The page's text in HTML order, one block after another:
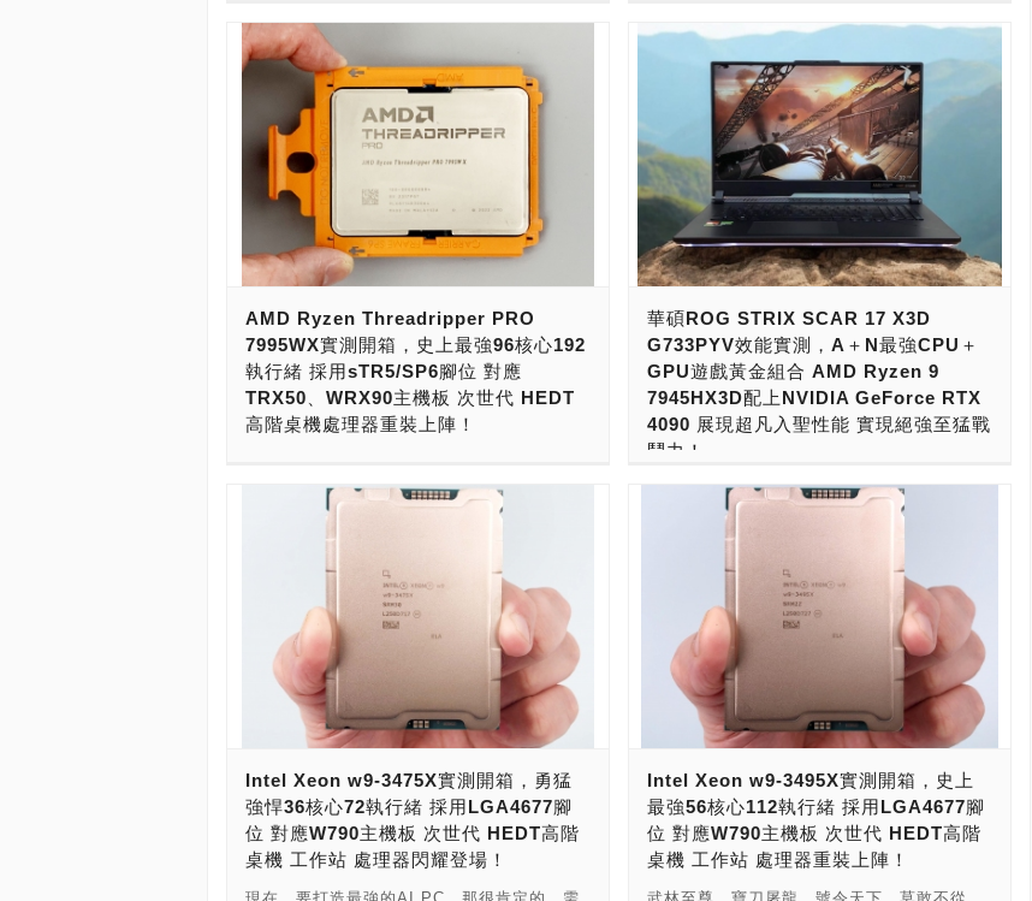
能對應。就款AMD 600系列主機板，也能透過
BIOS更新，來支援Ryzen 9000、Ryzen
9000X3D處理器。 終於，史上最強遊戲CPU
來了！這就是基於Zen 5架構，引進3D V-
Cache的Ryzen 9000X3D處理器。 品名 核心
數量 速度 快取 原廠初始價格 ● Ryzen 5
9600X 6核心12執行緒 3.9GHz/5.4GHz 6＋
32MB 美金279元（折合台幣9,070元） ●
Ryzen 7 9700X 8核心16執行緒
3.8GHz/5.5GHz 8＋32MB 美金359元（折合
執行緒 4.4GHz/5.6GHz 12＋64MB 美金449
元（折合台幣14,596元） ● Ryzen 9 9950X
16核心32執行緒 4.3GHz/5.7GHz 16＋64MB
美金649元（折合台幣21,100元） 品名 核心
數量 速度 3D V-Cache快取 原廠初始價格 ●
Ryzen 7 9800X3D 8核心16執行緒
合台幣15,450元） ● Ryzen 9 9900X3D 12
9950X3D 16核心32執行緒 4.3GHz/5.7GHz
8＋96MB 美金699元（折合台幣22,725元）
品名 核心數量 速度 3D V-Cache快取 原廠初
始價格 ● Ryzen 7 7800X3D 8核心16執行緒
4.2GHz/5GHz 8＋96MB 美金449元（折合台
幣14,596元） ● Ryzen 9 7900X3D 12核心
24執行緒 4.4GHz/5.6GHz 12＋128MB 美金
599元（折合台幣19,475元） ● Ryzen 9
7950X3D 16核心32執行緒 4.2GHz/5.7GHz
16＋128MB 美金699元（折合台幣22,725
元） 品名 核心數量 速度 3D V-Cache快取 原
Scalable處理器。Intel也推出了工作站與
HEDT的版本，研發代號叫做Sapphire
Rapids-WS，這個系列的處理器，正式名稱叫
做Intel Xeon W-2400與W-3400系列，腳位為
LGA4677，搭配的是Intel W790晶片組主機
板，提供新一代的DDR5、PCIe 5.0的架構，
以及Xeon W-2400最高24核心48執行緒與W-
3400最高56核心112執行緒的戰鬥力。
●Xeon w5-2455X(12核24緒)：美金1,049元
（折合台幣32,744元） ●Xeon w5-2465X(16
●Xeon w7-2475X(20核40緒)：美金1,799元
（折合台幣56,155元） ●Xeon w7-2495X(24
核48緒)：美金2,199元（折合台幣68,641元）
●Xeon w7-3435X(16核32緒)：美金1,599元
（折合台幣49,912元） ●Xeon w7-3465X(28
●Xeon w9-3475X(36核72緒)：美金3,749元
（折合台幣117,025元） ●Xeon w9-
3495X(56核112緒)：美金5,889元（折合台幣
183,825元） 值得注意的，本月份AMD也即將
發售伺服器平台AMD第四代EPYC 9004系列
處理器孿生兄弟，AMD Ryzen Threadripper
PRO 7000系列處理器，提供新一代的
DDR5、PCIe 5.0的架構，以及Ryzen
Threadripper PRO 7995WX最高96核心192
執行緒的戰鬥力。 雖然AMD Ryzen
在台灣時間2023年10月19日，搶先開賣的為
HP、DELL與Lenovo的工作站，主機板部分業
者量產時程，最快則要到2024年第一季才會正
式開始銷售。 台北光華商場，Intel Xeon W-
2400與W-3400系列目前也已經鋪貨，銷售的
（折合台幣15,450元）。台灣市場的話，最新
含稅價格也已經出爐，原價屋報價為台幣
16,450元！ 這款新一代3D V-Cache處理器，
開箱實際安裝是什麼樣的一個體驗？戰鬥力如
何？接下來就讓我們揭開它神秘的面紗！ 隨著
AMD持續創新，終於迎來了Zen 5架構的更
新。桌上型電腦部份，則是推出了全新Ryzen
9000系列處理器。 桌上型Ryzen 9000系列處
理器的話，與Ryzen 7000系列處理器相同，
第一波推出的是X系列，有四顆處理器，是可
以超頻版本，分別是Ryzen 5 9600X、Ryzen
7 9700X、Ryzen 9 9900X與Ryzen 9
9950X。第二波，則是推出了X3D系列，搶先
推出的則是Ryzen 7 9800X3D，後續也會有
其他型號推出。第三波，預計則會推出一般系
列，則是不支援超頻版本。 對應主機板的話，
AMD 800系列主機板，可以完整支援，包括
Ryzen 9000X3D也能對應。就款AMD 600系
列主機板，也能透過BIOS更新，來支援
Ryzen 9000、Ryzen 9000X3D處理器。 終
於，史上最強遊戲CPU來了！這就是基於Zen
5架構，引進3D V-Cache的Ryzen 9000X3D
處理器。 「Ryzen 7 9800X3D處理器」的
話，是目前最昂貴的8核心16執行緒CPU，主
要是因為擁有了3D V-Cache火力加持，遊戲
表現不錯，因此價格高人一等！ 品名 核心數
9600X 6核心12執行緒 3.9GHz/5.4GHz 6＋
32MB 美金279元（折合台幣9,070元） ●
Ryzen 7 9700X 8核心16執行緒
3.8GHz/5.5GHz 8＋32MB 美金359元（折合
台幣11,670元） ● Ryzen 9 9900X 12核心24
共同塑造全球使用最廣泛的計算架構的未來。
x86 具有獨特的優勢，可透過跨硬體和軟體平
台提供卓越的效能和無縫互通性來滿足客戶的
新興需求。該小組將專注於確定擴展 x86 生態
系統的新方法，實現跨平台相容性、簡化軟體
開發以及為開發人員提供一個平台來確定架構
需求和功能，從而為未來創建創新和可擴展的
解決方案。 四十多年來，x86 一直是現代運算
的基石，成為全球資料中心和 PC 的首選架
構。在當今不斷發展的環境中（以動態 AI 工
作負載、客製化小晶片以及 3D 封裝和系統架
構的進步為特徵），強大且不斷擴展的 x86 生
態系統的重要性比以往任何時候都更加重要。
Intel執行長 Pat Gelsinger 表示：「我們正處
於x86 架構和生態系統幾十年來最重大轉變之
一的風口浪尖，需要更高水準的客製化、相容
員站在一起，共同點燃計算的未來，我們深深
諮詢小組將確保 x86 架構不斷發展，成為開發
人員和客戶的首選運算平台。 「我們很高興能
夠將整個行業聚集在一起，為未來的架構增強
提供方向，並在未來幾十年內延續 x86 令人難
以置信的成功。」 該諮詢小組旨在聯合產業領
導者塑造 x86 的未來，並透過一套更統一的指
令和架構介面促進開發人員創新。此舉措將增
強 x86 產品的兼容性、可預測性和一致性。為
了實現這一目標，該小組將向 x86 硬體和軟體
社群徵求有關基本功能和特性的技術意見。 協
作將有助於創建關鍵 x86 架構功能和程式設計
模型的一致且相容的實現，並擴展到所有部門
才出，一代新人勝舊人！ Intel第15代來了！
研發代號為Arrow Lake，正式名稱叫做Core
Ultra 200S系列！這次新CPU，除了功能、性
能的改變之外，最大的就是製程的大升級，採
用了Chiplet架構打造，製程上引進了台積電
TSMC N3B＋N5P＋N6奈米製程，搭配英特
爾Intel 22奈米製程與Intel Foveros 3D封裝
打造，開發出Intel史上最強桌上型電腦處理
器！ 若要說這款「Intel Core Ultra 200S」製
程，由於最重要的Compute tile（運算核心單
元晶片）採用3奈米製程，雖然GPU tile（內
顯核心單元晶片）使用5奈米製程，SOC
Tile（系統核心單元晶片）與I/O tile（I/O核
心單元晶片）採用6奈米製程，整體來說，這
款Intel史上最強次世代CPU，是用上最新3奈
2024年第2季財報顯示，3奈米製程大單，總共
Intel（英特爾）大單，可見早在2023年就發現
自家Intel 20A製程（5奈米製程）不行，因此
在2023年就向TSMC（台積電）下了大單。英
特爾最近推出的新處理器，也獲證實Compute
tile（運算核心單元晶片）則全面採用台積電
TSMC 3奈米製程。正因如此，AMD（超微）
就慘了，由於台積電 TSMC 3奈米製程產能有
限，今年2024年產品，則全面只能採用了台積
電4奈米製程，CCD (Core Complex Die)使用
台積電4奈米製程，IOD Die使用台積電6奈米
製程。這樣的轉變，可以確定在未來，台積電
將會主導全球高階CPU的生產製造，「台灣製
AMD Ryzen Threadripper PRO
7995WX實測開箱，史上最強96核心192
執行緒 採用sTR5/SP6腳位 對應
TRX50、WRX90主機板 次世代 HEDT
高階桌機處理器重裝上陣！
腦配備一定要夠強才行！CPU是最重要的，這
是因為現在的電腦，負責記憶體與IO的處理都
是靠CPU。高階的CPU才有強大的記憶體匯流
排，能夠支援四記憶體通道、八記憶體通道，
記憶體容量可以擴充到1TB、2TB。高階的
CPU才有強大且足夠的PCIe匯流排，像是現在
最頂的Intel、AMD平台，最多就能擁有6～7
組PCIe 5.0 x16匯流排擴充槽，能安裝多顯示
卡、AI加速卡，支援配備多組M.2 PCIe Gen
5 SSD。 目前，Intel最強的CPU，就是Xeon
W-3400系列處理器，最高階Xeon w9-
3495X，為56核心112執行緒，支援DDR5 OC
R-DIMM八記憶體通道，最高支援DDR5-6800
八記憶體通道，記憶體容量可以擴充到1TB、
2TB。目前，AMD最強的CPU，就是AMD
Ryzen Threadripper PRO 7000系列處理
華碩ROG STRIX SCAR 17 X3D
G733PYV效能實測，A＋N最強CPU＋
GPU遊戲黃金組合 AMD Ryzen 9
7945HX3D配上NVIDIA GeForce RTX
4090 展現超凡入聖性能 實現絕強至猛戰
鬥力！
在開箱完華碩ROG STRIX SCAR 17 X3D
G733PYV之後，相信大家一定會好奇這款具
備AMD 3D V-Cache的戰鬥力了吧！這一款電
競筆電，可是史上第一台搭載AMD 3D V-
Cache技術Ryzen 9 7945HX3D遊戲行動處理
器電競筆電，而且擁有NVIDIA GeForce RTX
4090顯卡王者，螢幕配備17吋2K 240Hz面
板，外觀是與BMW Designworks Group合作
設計，可以說是黃金組合陣容，可以發揮出極
佳的遊戲體驗。 接下來，我們就來實測這台電
競筆電，來看看它的超凡入聖性能吧！ --------
--------- ----------------- 這是一台2K 240Hz頂
級配備電競筆電！ 用的是A＋N解決方案，顯
示卡採用現在最頂的NVIDIA GeForce RTX
4090。 CPU性能，已經相當接近桌機處理
器，效能非常強大！ 測試結果，呈現出整體的
Intel Xeon w9-3475X實測開箱，勇猛
強悍36核心72執行緒 採用LGA4677腳
位 對應W790主機板 次世代 HEDT高階
桌機 工作站 處理器閃耀登場！
Intel Xeon w9-3495X實測開箱，史上
最強56核心112執行緒 採用LGA4677腳
位 對應W790主機板 次世代 HEDT高階
桌機 工作站 處理器重裝上陣！